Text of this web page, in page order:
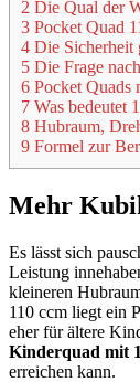
2 Die Qual der
3 Pocket Quad
4 Die Sicherheit
5 Die Frage
6 Pocket Quads
7 Was bedeutet
8 Hubraum,
9 Formel zur
Mehr
Es lässt sich
Leistung
kleineren
110 ccm liegt ein
eher für ältere
Kinderquad mit
erreichen kann.